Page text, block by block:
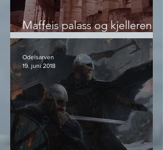
Maffeis palass og kjelleren
der
Odelsarven
19. juni 2018